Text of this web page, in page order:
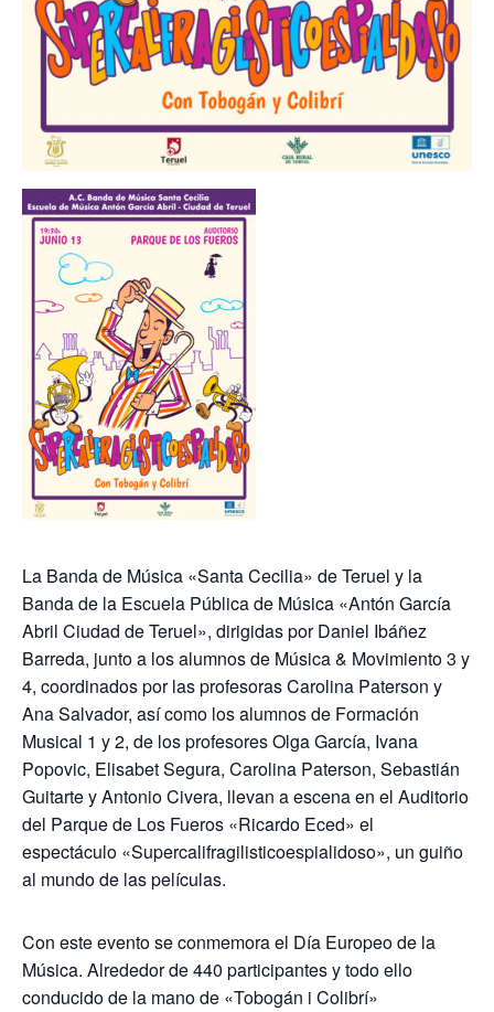
La Banda de Música «Santa Cecilia» de Teruel y la
Banda de la Escuela Pública de Música «Antón García
Abril Ciudad de Teruel», dirigidas por Daniel Ibáñez
Barreda, junto a los alumnos de Música & Movimiento 3 y
4, coordinados por las profesoras Carolina Paterson y
Ana Salvador, así como los alumnos de Formación
Musical 1 y 2, de los profesores Olga García, Ivana
Popovic, Elisabet Segura, Carolina Paterson, Sebastián
Guitarte y Antonio Civera, llevan a escena en el Auditorio
del Parque de Los Fueros «Ricardo Eced» el
espectáculo «Supercalifragilisticoespialidoso», un guiño
al mundo de las películas.
Con este evento se conmemora el Día Europeo de la
Música. Alrededor de 440 participantes y todo ello
conducido de la mano de «Tobogán i Colibrí»